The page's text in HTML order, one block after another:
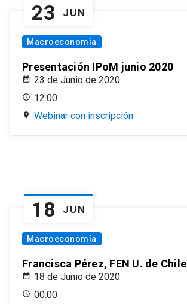
23 JUN
Macroeconomía
Presentación IPoM junio 2020
23 de Junio de 2020
12:00
Webinar con inscripción
18 JUN
Macroeconomía
Francisca Pérez, FEN U. de Chile
18 de Junio de 2020
00:00